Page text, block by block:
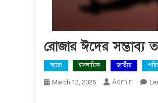
রোজার ঈদের সম্ভাব্য
আরো ইসলামিক জাতীয়
March 12, 2025 Admin